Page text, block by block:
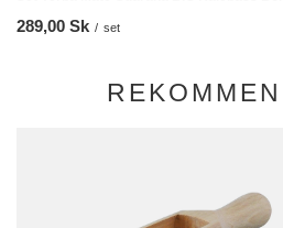
289,00 Sk / set